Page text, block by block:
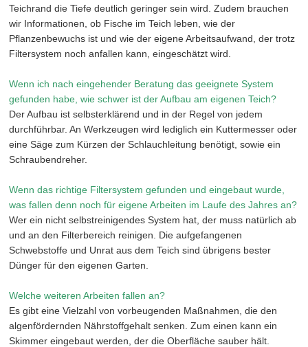
Teichrand die Tiefe deutlich geringer sein wird. Zudem brauchen
wir Informationen, ob Fische im Teich leben, wie der
Pflanzenbewuchs ist und wie der eigene Arbeitsaufwand, der trotz
Filtersystem noch anfallen kann, eingeschätzt wird.
Wenn ich nach eingehender Beratung das geeignete System
gefunden habe, wie schwer ist der Aufbau am eigenen Teich?
Der Aufbau ist selbsterklärend und in der Regel von jedem
durchführbar. An Werkzeugen wird lediglich ein Kuttermesser oder
eine Säge zum Kürzen der Schlauchleitung benötigt, sowie ein
Schraubendreher.
Wenn das richtige Filtersystem gefunden und eingebaut wurde,
was fallen denn noch für eigene Arbeiten im Laufe des Jahres an?
Wer ein nicht selbstreinigendes System hat, der muss natürlich ab
und an den Filterbereich reinigen. Die aufgefangenen
Schwebstoffe und Unrat aus dem Teich sind übrigens bester
Dünger für den eigenen Garten.
Welche weiteren Arbeiten fallen an?
Es gibt eine Vielzahl von vorbeugenden Maßnahmen, die den
algenfördernden Nährstoffgehalt senken. Zum einen kann ein
Skimmer eingebaut werden, der die Oberfläche sauber hält.